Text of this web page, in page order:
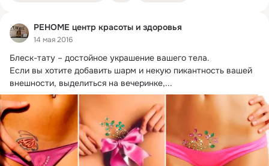
РЕНОМЕ центр красоты и здоровья
14 мая 2016
Блеск-тату – достойное украшение вашего тела.
Если вы хотите добавить шарм и некую пикантность вашей
внешности, выделиться на вечеринке,...